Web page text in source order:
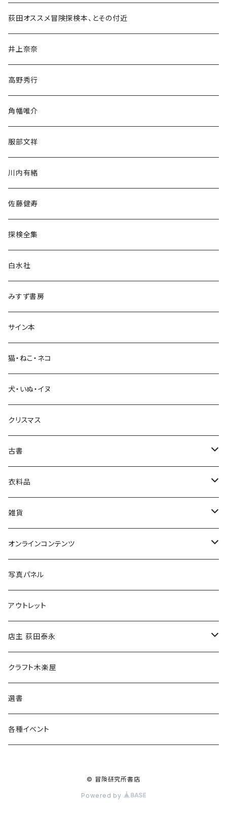
和書
文学・小説・物語
随筆・ノンフィクション・その他
民族・風習
言語・ことば
生活・暮らし
芸術・絵画・写真
絵本・児童書
娯楽・エンターテインメント
荻田オススメ冒険探検本、とその付近
井上奈奈
高野秀行
角幡唯介
服部文祥
川内有緒
佐藤健寿
探検全集
白水社
みすず書房
サイン本
猫・ねこ・ネコ
犬・いぬ・イヌ
クリスマス
古書
古書セット
美術
衣料品
POLEWARDS
Tシャツ
雑貨
バッグ
ブックカバー
マグカップ
傘
食料品
その他
オンラインコンテンツ
冒険クロストーク
写真パネル
アウトレット
店主 荻田泰永
書籍
ウェア
クラフト木楽屋
選書
各種イベント
© 冒険研究所書店
Powered by